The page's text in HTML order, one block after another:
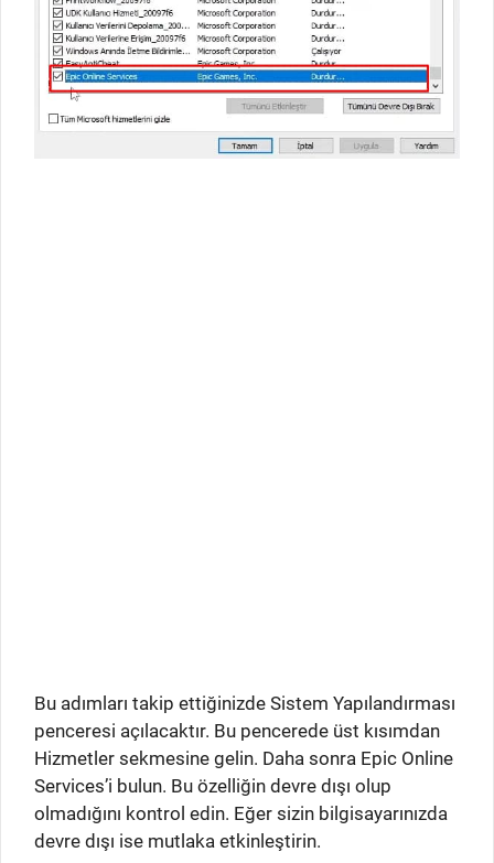
Bu adımları takip ettiğinizde Sistem Yapılandırması
penceresi açılacaktır. Bu pencerede üst kısımdan
Hizmetler sekmesine gelin. Daha sonra Epic Online
Services’i bulun. Bu özelliğin devre dışı olup
olmadığını kontrol edin. Eğer sizin bilgisayarınızda
devre dışı ise mutlaka etkinleştirin.